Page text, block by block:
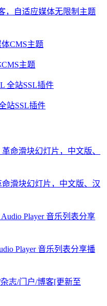
，自适应媒体无限制主题
主题
站SSL插件
命滑块幻灯片，中文版、汉
Player 音乐列表分享播